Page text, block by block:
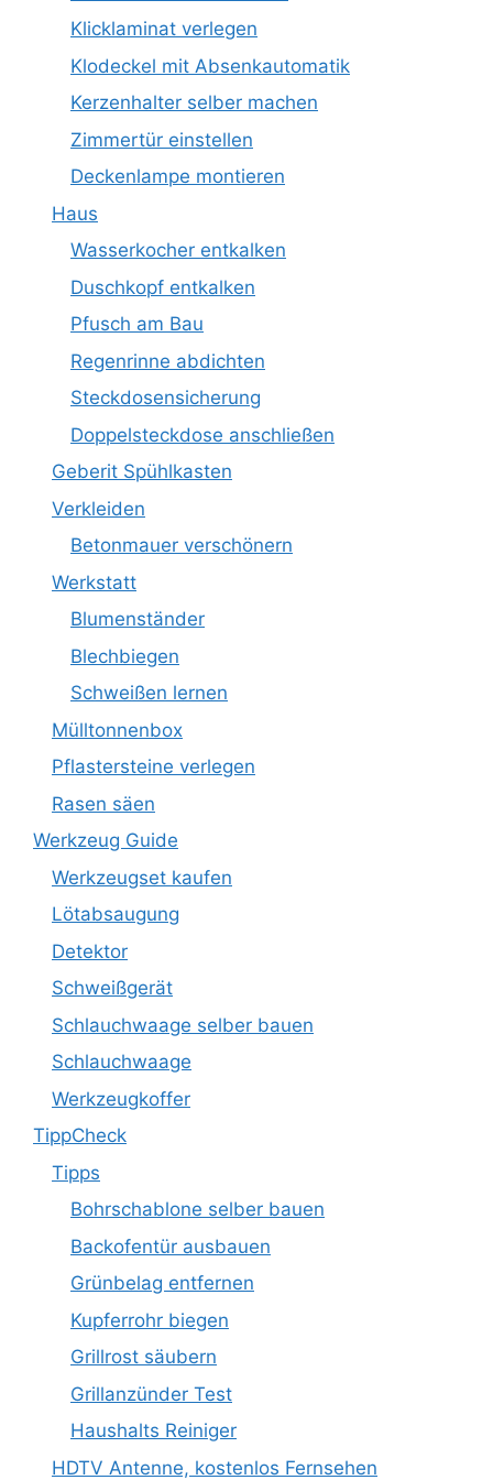
Klicklaminat verlegen
Klodeckel mit Absenkautomatik
Kerzenhalter selber machen
Zimmertür einstellen
Deckenlampe montieren
Haus
Wasserkocher entkalken
Duschkopf entkalken
Pfusch am Bau
Regenrinne abdichten
Steckdosensicherung
Doppelsteckdose anschließen
Geberit Spühlkasten
Verkleiden
Betonmauer verschönern
Werkstatt
Blumenständer
Blechbiegen
Schweißen lernen
Mülltonnenbox
Pflastersteine verlegen
Rasen säen
Werkzeug Guide
Werkzeugset kaufen
Lötabsaugung
Detektor
Schweißgerät
Schlauchwaage selber bauen
Schlauchwaage
Werkzeugkoffer
TippCheck
Tipps
Bohrschablone selber bauen
Backofentür ausbauen
Grünbelag entfernen
Kupferrohr biegen
Grillrost säubern
Grillanzünder Test
Haushalts Reiniger
HDTV Antenne, kostenlos Fernsehen